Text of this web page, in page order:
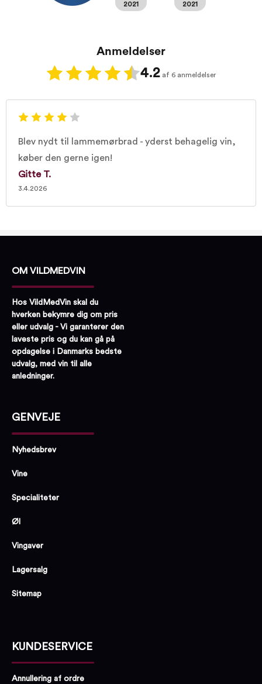
2021 2021
Anmeldelser
4.2 af 6 anmeldelser
Blev nydt til lammemørbrad - yderst behagelig vin,
køber den gerne igen!
Gitte T.
3.4.2026
OM VILDMEDVIN
Hos VildMedVin skal du
hverken bekymre dig om pris
eller udvalg - Vi garanterer den
laveste pris og du kan gå på
opdagelse i Danmarks bedste
udvalg, med vin til alle
anledninger.
GENVEJE
Nyhedsbrev
Vine
Specialiteter
Øl
Vingaver
Lagersalg
Sitemap
KUNDESERVICE
Annullering af ordre